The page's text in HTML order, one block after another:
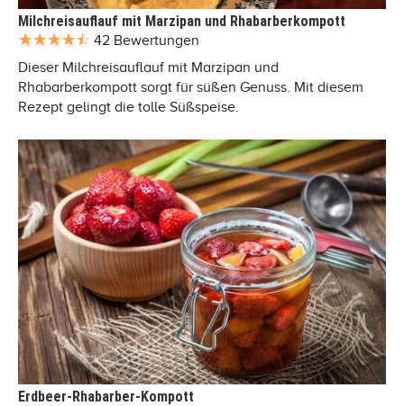
Milchreisauflauf mit Marzipan und Rhabarberkompott
42 Bewertungen
Dieser Milchreisauflauf mit Marzipan und
Rhabarberkompott sorgt für süßen Genuss. Mit diesem
Rezept gelingt die tolle Süßspeise.
Erdbeer-Rhabarber-Kompott